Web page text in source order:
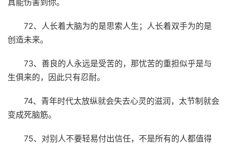
72、人长着大脑为的是思索人生；人长着双手为的是
创造未来。
73、善良的人永远是受苦的，那忧苦的重担似乎是与
生俱来的，因此只有忍耐。
74、青年时代太放纵就会失去心灵的滋润，太节制就会
变成死脑筋。
75、对别人不要轻易付出信任，不是所有的人都值得